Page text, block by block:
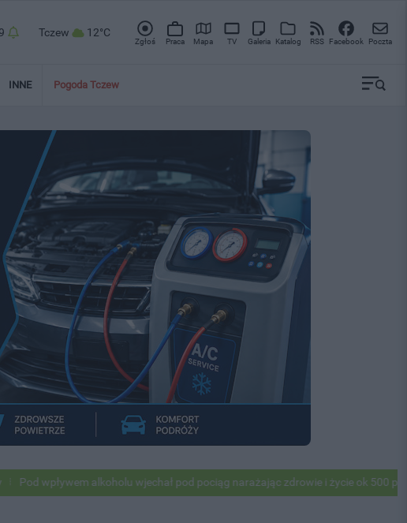
Tczew 12°C
Zgłoś Praca Mapa TV Galeria Katalog RSS Facebook Poczta
INNE Pogoda Tczew
alkoholu wjechał pod pociąg narażając zdrowie i życie ok 500